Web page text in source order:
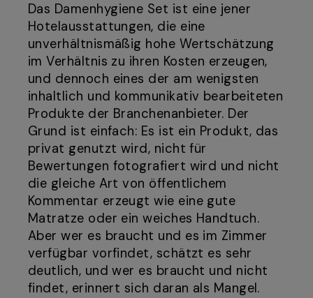
Das Damenhygiene Set ist eine jener
Hotelausstattungen, die eine
unverhältnismäßig hohe Wertschätzung
im Verhältnis zu ihren Kosten erzeugen,
und dennoch eines der am wenigsten
inhaltlich und kommunikativ bearbeiteten
Produkte der Branchenanbieter. Der
Grund ist einfach: Es ist ein Produkt, das
privat genutzt wird, nicht für
Bewertungen fotografiert wird und nicht
die gleiche Art von öffentlichem
Kommentar erzeugt wie eine gute
Matratze oder ein weiches Handtuch.
Aber wer es braucht und es im Zimmer
verfügbar vorfindet, schätzt es sehr
deutlich, und wer es braucht und nicht
findet, erinnert sich daran als Mangel.